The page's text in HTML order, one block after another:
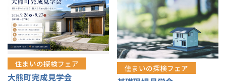
住まいの探検フェア
大熊町完成見学会
住まいの探検フェア